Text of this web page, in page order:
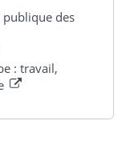
publique des
: travail,